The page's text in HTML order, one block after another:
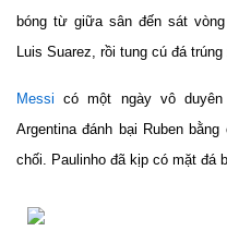
bóng từ giữa sân đến sát
Luis Suarez, rồi tung cú đá trúng
Messi
có một ngày vô
Argentina đánh bại Ruben
chối. Paulinho đã kịp có mặt đá